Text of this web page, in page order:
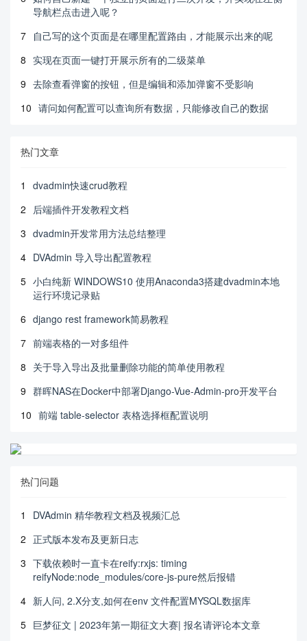
导航栏点击进入呢？
7 自己写的这个页面是在哪里配置路由，才能展示出来的呢
8 实现在页面一键打开展示所有的二级菜单
9 去除查看弹窗的按钮，但是编辑和添加弹窗不受影响
10 请问如何配置可以查询所有数据，只能修改自己的数据
热门文章
1
dvadmin快速crud教程
2 后端插件开发教程文档
3 dvadmin开发常用方法总结整理
4 DVAdmin 导入导出配置教程
5 小白纯新 WINDOWS10 使用Anaconda3搭建dvadmin本地
运行环境记录贴
6 django rest framework简易教程
7 前端表格的一对多组件
8 关于导入导出及批量删除功能的简单使用教程
9 群晖NAS在Docker中部署Django-Vue-Admin-pro开发平台
10 前端 table-selector 表格选择框配置说明
热门问题
1
DVAdmin 精华教程文档及视频汇总
2 正式版本发布及更新日志
3 下载依赖时一直卡在reify:rxjs: timing
reifyNode:node_modules/core-js-pure然后报错
4 新人问, 2.X分支,如何在env 文件配置MYSQL数据库
5 巨梦征文 | 2023年第一期征文大赛| 报名请评论本文章